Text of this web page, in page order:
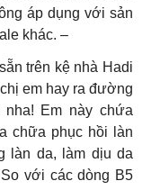
áp dụng với sản
khác. –
trên kệ nhà Hadi
em hay ra đường
Em này chứa
chữa phục hồi làn
làn da, làm dịu da
với các dòng B5